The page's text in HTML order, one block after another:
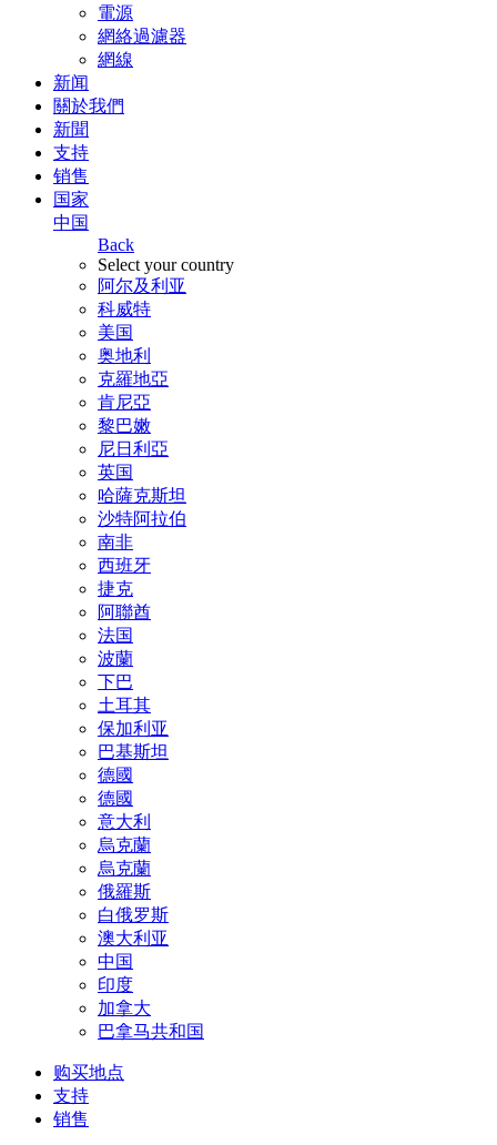
電源
網絡過濾器
網線
新闻
關於我們
新聞
支持
销售
国家
中国
Back
Select your country
阿尔及利亚
科威特
美国
奥地利
克羅地亞
肯尼亞
黎巴嫩
尼日利亞
英国
哈薩克斯坦
沙特阿拉伯
南非
西班牙
捷克
阿聯酋
法国
波蘭
下巴
土耳其
保加利亚
巴基斯坦
德國
德國
意大利
烏克蘭
烏克蘭
俄羅斯
白俄罗斯
澳大利亚
中国
印度
加拿大
巴拿马共和国
购买地点
支持
销售